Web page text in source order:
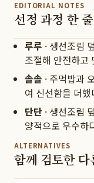
EDITORIAL NOTES
선정 과정 한
루루 · 생선조림
조절해 안전하고
솔솔 · 주먹밥과
여 신선함을 더했
단단 · 생선조림
양적으로 우수하
ALTERNATIVES
함께 검토한 다